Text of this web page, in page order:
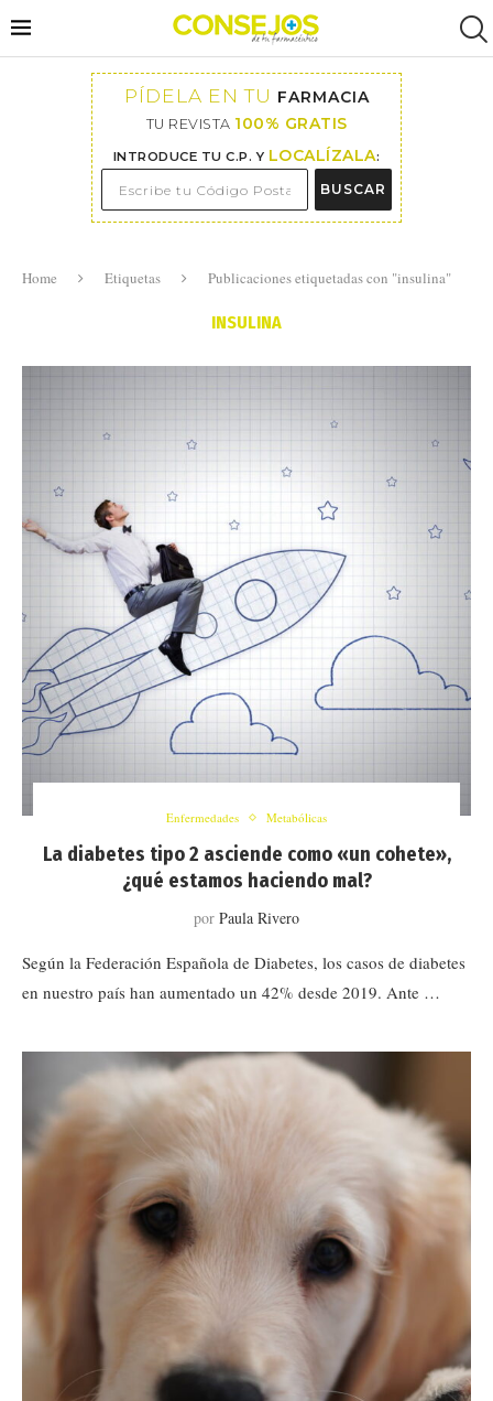
PÍDELA EN TU FARMACIA
TU REVISTA 100% GRATIS
INTRODUCE TU C.P. Y LOCALÍZALA:
BUSCAR
Home Etiquetas Publicaciones etiquetadas con "insulina"
INSULINA
Enfermedades Metabólicas
La diabetes tipo 2 asciende como «un cohete»,
¿qué estamos haciendo mal?
por Paula Rivero
Según la Federación Española de Diabetes, los casos de diabetes
en nuestro país han aumentado un 42% desde 2019. Ante …